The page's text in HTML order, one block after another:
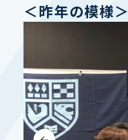
＜昨年の模様＞